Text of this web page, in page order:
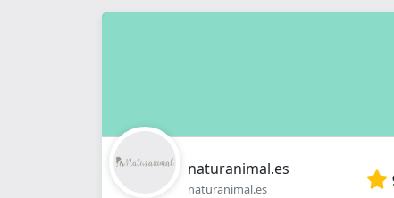
naturanimal.es
naturanimal.es